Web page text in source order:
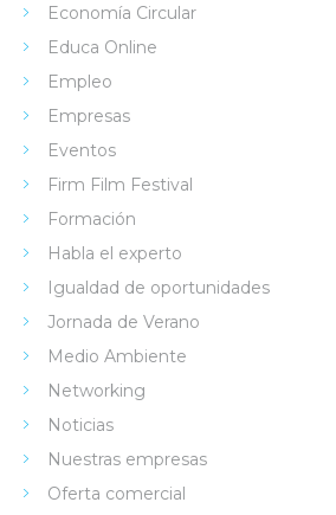
Economía Circular
Educa Online
Empleo
Empresas
Eventos
Firm Film Festival
Formación
Habla el experto
Igualdad de oportunidades
Jornada de Verano
Medio Ambiente
Networking
Noticias
Nuestras empresas
Oferta comercial